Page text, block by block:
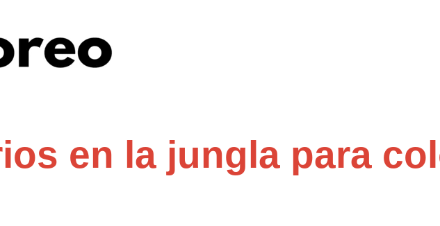
en la jungla para